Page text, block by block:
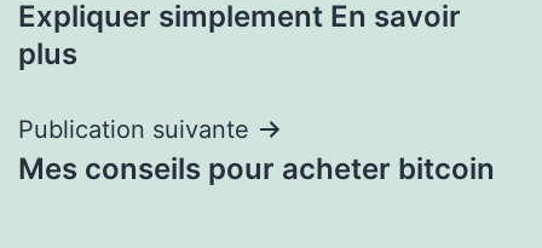
de
Expliquer simplement En savoir
plus
Publication suivante
Mes conseils pour acheter bitcoin